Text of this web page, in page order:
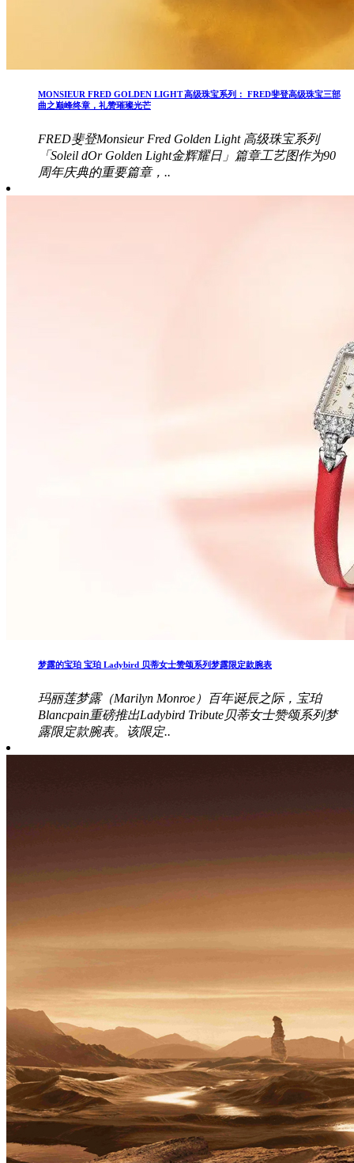
MONSIEUR FRED GOLDEN LIGHT 高级珠宝系列： FRED斐登高级珠宝三部
曲之巅峰终章，礼赞璀璨光芒
FRED斐登Monsieur Fred Golden Light 高级珠宝系列
「Soleil dOr Golden Light金辉耀日」篇章工艺图作为90
周年庆典的重要篇章，..
梦露的宝珀 宝珀 Ladybird 贝蒂女士赞颂系列梦露限定款腕表
玛丽莲梦露（Marilyn Monroe）百年诞辰之际，宝珀
Blancpain重磅推出Ladybird Tribute贝蒂女士赞颂系列梦
露限定款腕表。该限定..